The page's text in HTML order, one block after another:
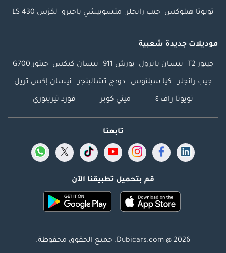
تويوتا هيلوكس جيب رانجلر متسوبيشي باجيرو لكزس LS 430
موديلات جديدة شعبية
جيتور T2 نيسان باترول بورش 911 نيسان كيكس جيتور G700
جيب رانجلر كيا سيلتوس دودج تشالينجر نيسان إكس تريل
تويوتا راف ٤ ميني كوبر فورد تيريتوري
تابعنا
قم بتحميل تطبيقنا الآن
Dubicars.com @ 2026. جميع الحقوق محفوظة.